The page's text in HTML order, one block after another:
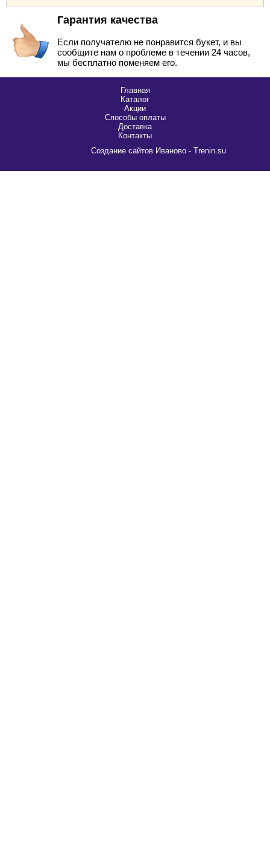
Гарантия качества
Если получателю не понравится букет, и вы
сообщите нам о проблеме в течении 24 часов,
мы бесплатно поменяем его.
Главная
Каталог
Акции
Способы оплаты
Доставка
Контакты
Cоздание сайтов Иваново - Trenin.su